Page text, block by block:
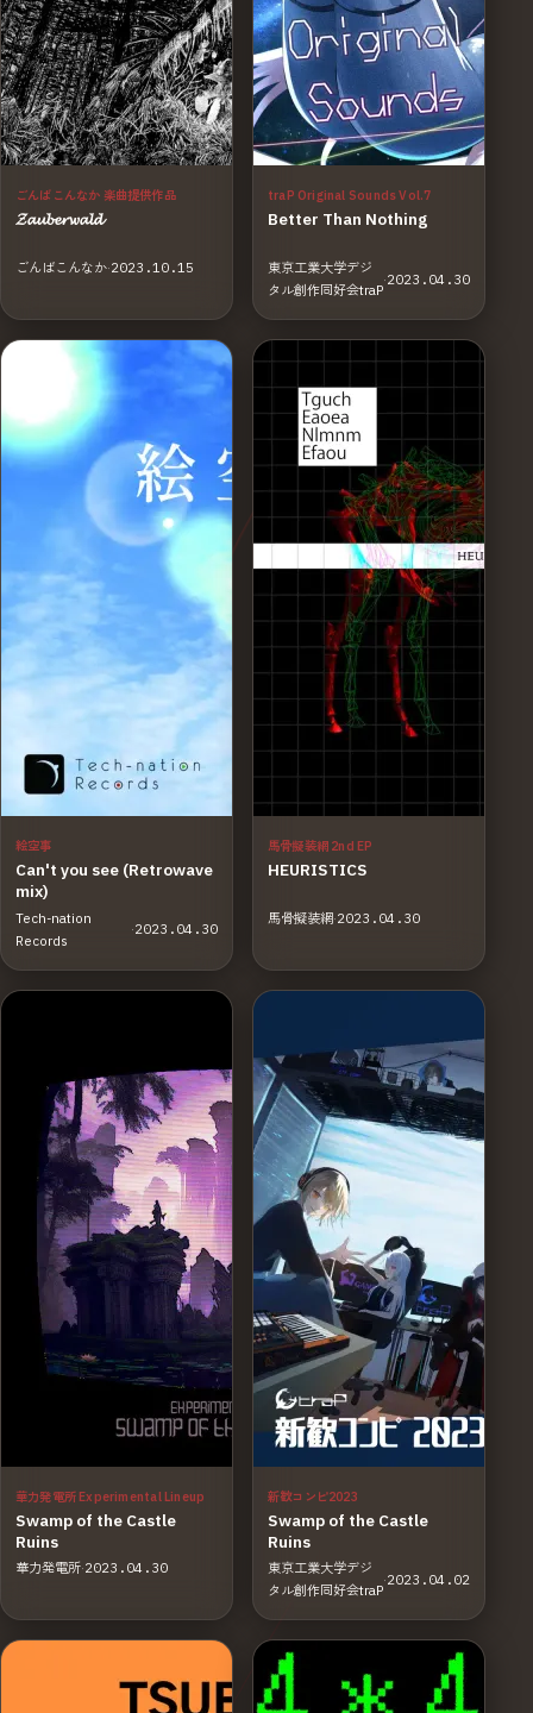
ごんばこんなか 楽曲提供作品
𝓩​𝓪​𝓾​𝓫​𝓮​𝓻​𝔀​𝓪​𝓵​𝓭
ごんばこんなか·2023.10.15
traP Original Sounds Vol.7
Better Than Nothing
東京工業大学デジ
タル創作同好会traP
·2023.04.30
絵空事
Can't you see (Retrowave
mix)
Tech-nation
Records
·2023.04.30
馬骨擬装網 2nd EP
HEURISTICS
馬骨擬装網·2023.04.30
華力発電所 Experimental Lineup
Swamp of the Castle
Ruins
華力発電所·2023.04.30
新歓コンピ2023
Swamp of the Castle
Ruins
東京工業大学デジ
タル創作同好会traP
·2023.04.02